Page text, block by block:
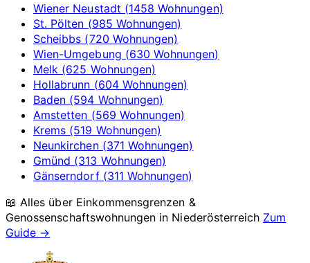
Wiener Neustadt (1458 Wohnungen)
St. Pölten (985 Wohnungen)
Scheibbs (720 Wohnungen)
Wien-Umgebung (630 Wohnungen)
Melk (625 Wohnungen)
Hollabrunn (604 Wohnungen)
Baden (594 Wohnungen)
Amstetten (569 Wohnungen)
Krems (519 Wohnungen)
Neunkirchen (371 Wohnungen)
Gmünd (313 Wohnungen)
Gänserndorf (311 Wohnungen)
📖 Alles über Einkommensgrenzen &
Genossenschaftswohnungen in Niederösterreich Zum
Guide →